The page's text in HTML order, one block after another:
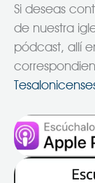
Si deseas
de nuestra
pódcast, allí